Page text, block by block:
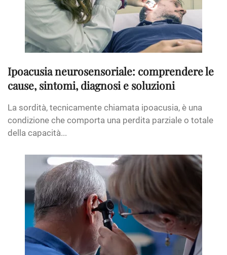
Ipoacusia neurosensoriale: comprendere le
cause, sintomi, diagnosi e soluzioni
La sordità, tecnicamente chiamata ipoacusia, è una
condizione che comporta una perdita parziale o totale
della capacità...